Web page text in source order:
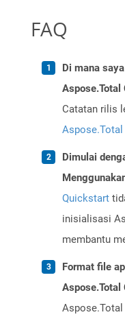
FAQ
Di mana
Aspose.Total
Catatan rilis
Dimulai
Quickstart
inisialisasi
membantu
Format file
Aspose.Total